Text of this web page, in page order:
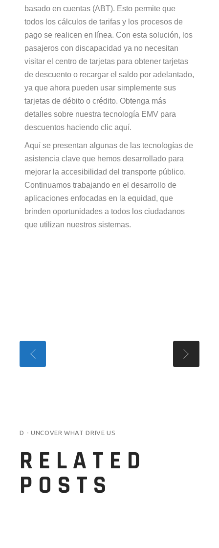
basado en cuentas (ABT). Esto permite que
todos los cálculos de tarifas y los procesos de
pago se realicen en línea. Con esta solución, los
pasajeros con discapacidad ya no necesitan
visitar el centro de tarjetas para obtener tarjetas
de descuento o recargar el saldo por adelantado,
ya que ahora pueden usar simplemente sus
tarjetas de débito o crédito. Obtenga más
detalles sobre nuestra tecnología EMV para
descuentos haciendo clic aquí.
Aquí se presentan algunas de las tecnologías de
asistencia clave que hemos desarrollado para
mejorar laaccesibilidad deltransporte público.
Continuamos trabajando en eldesarrollo de
ap licaciones enfocadas en laequidad,que
brinden oportunidades atodos los ciudadanos
que utilizan nuestros sistemas.
D - UNCOVER WHAT DRIVE US
RELATED
POSTS